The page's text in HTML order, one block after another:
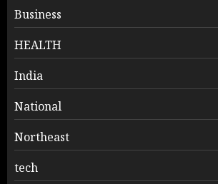
Business
HEALTH
India
National
Northeast
tech